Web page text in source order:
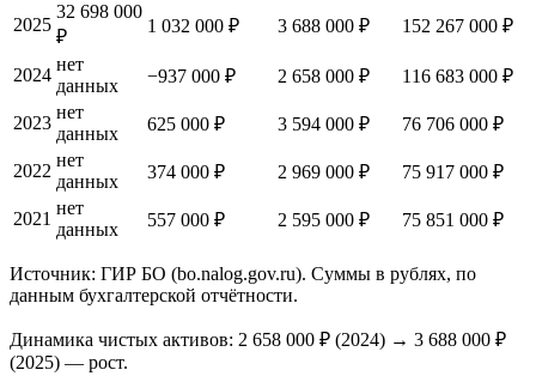
2025
32 698 000
₽
1 032 000 ₽ 3 688 000 ₽ 152 267 000 ₽
2024
нет
данных
−937 000 ₽ 2 658 000 ₽ 116 683 000 ₽
2023
нет
данных
625 000 ₽ 3 594 000 ₽ 76 706 000 ₽
2022
нет
данных
374 000 ₽ 2 969 000 ₽ 75 917 000 ₽
2021
нет
данных
557 000 ₽ 2 595 000 ₽ 75 851 000 ₽
Источник: ГИР БО (bo.nalog.gov.ru). Суммы в рублях, по
данным бухгалтерской отчётности.
Динамика чистых активов: 2 658 000 ₽ (2024) → 3 688 000 ₽
(2025) — рост.